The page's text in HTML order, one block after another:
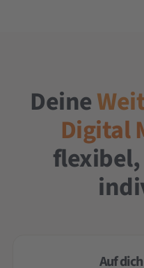
Deine
Digital
Auf